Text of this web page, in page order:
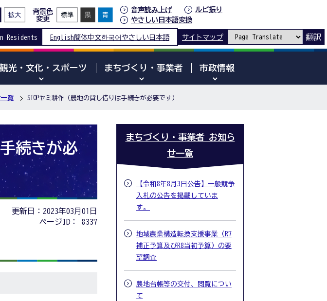
背景色
変更
音声読み上げ
ルビ振り
やさしい日本語変換
Residents English簡体中文한국어 やさしい日本語 サイトマップ 翻訳
観光・文化・スポーツ まちづくり・事業者 市政情報
覧 STOPヤミ耕作（農地の貸し借りは手続きが必要です）
続きが必
更新日：2023年03月01日
ページID：
8337
まちづくり・事業者 お知ら
せ一覧
【令和8年8月3日公告】一般競争
入札の公告を掲載していま
す。
地域農業構造転換支援事業（R7
補正予算及びR8当初予算）の要
望調査
農地台帳等の交付、閲覧につい
て